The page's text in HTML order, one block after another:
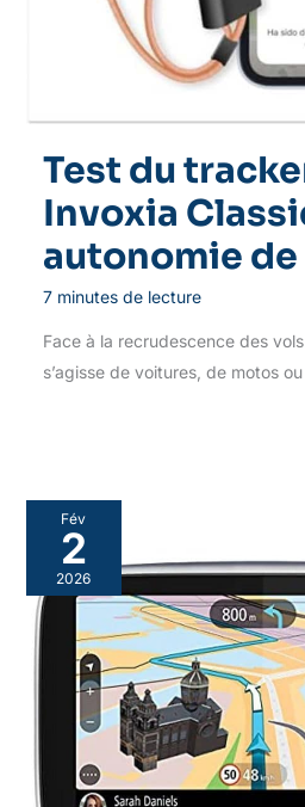
Test du
Invoxia
autonomie de
7 minutes de lecture
Face à la recrudescence des
s’agisse de voitures, de motos
Fév
2
2026